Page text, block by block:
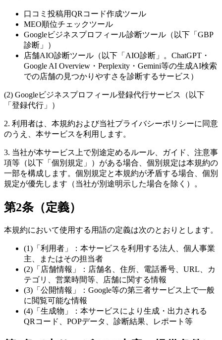
口コミ投稿用QRコード作成ツール
MEO順位チェックツール
Googleビジネスプロフィール診断ツール（以下「GBP
診断」）
店舗AIO診断ツール（以下「AIO診断」。ChatGPT・
Google AI Overview・Perplexity・Gemini等の生成AI検索
での店舗の見つかりやすさを診断するサービス）
(2) Googleビジネスプロフィール登録代行サービス（以下
「登録代行」）
2. 利用者は、本規約および当社プライバシーポリシーに同意
のうえ、本サービスを利用します。
3. 当社が本サービス上で別途定めるルール、ガイド、注意事
項等（以下「個別規定」）がある場合、個別規定は本規約の
一部を構成します。個別規定と本規約が矛盾する場合、個別
規定が優先します（当社が別途明示した場合を除く）。
第2条（定義）
本規約において使用する用語の定義は次のとおりとします。
(1)「利用者」：本サービスを利用する法人、個人事業
主、またはその担当者
(2)「店舗情報」：店舗名、住所、電話番号、URL、カ
テゴリ、営業時間等、店舗に関する情報
(3)「公開情報」：Google等の第三者サービス上で一般
に閲覧可能な情報
(4)「生成物」：本サービスにより生成・出力される
QRコード、POPデータ、診断結果、レポート等